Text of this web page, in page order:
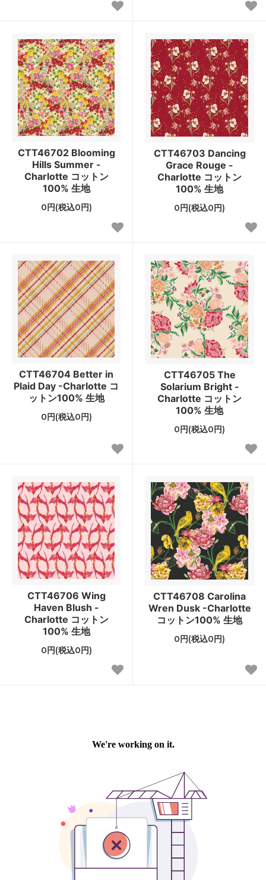
CTT46702 Blooming
Hills Summer -
Charlotte コットン
100% 生地
0円(税込0円)
CTT46703 Dancing
Grace Rouge -
Charlotte コットン
100% 生地
0円(税込0円)
CTT46704 Better in
Plaid Day -Charlotte コ
ットン100% 生地
0円(税込0円)
CTT46705 The
Solarium Bright -
Charlotte コットン
100% 生地
0円(税込0円)
CTT46706 Wing
Haven Blush -
Charlotte コットン
100% 生地
0円(税込0円)
CTT46708 Carolina
Wren Dusk -Charlotte
コットン100% 生地
0円(税込0円)